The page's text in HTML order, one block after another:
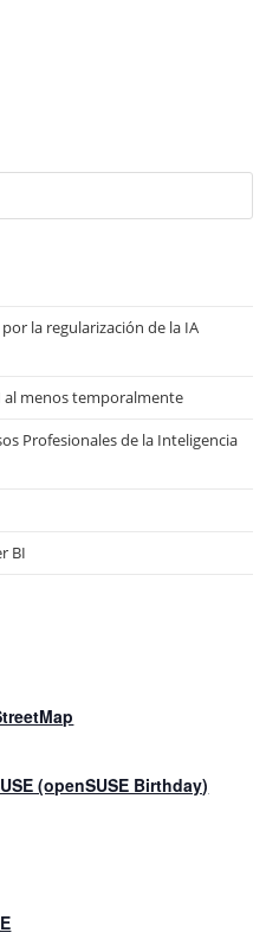
por la regularización de la IA
al menos temporalmente
Profesionales de la Inteligencia
BI
(openSUSE Birthday)